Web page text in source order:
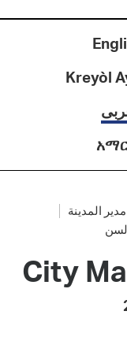
Kreyòl
مدير المدينة